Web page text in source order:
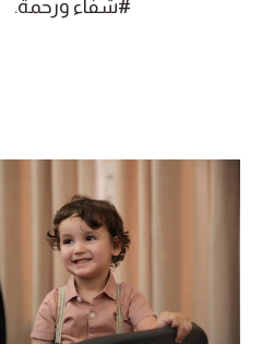
#شفاء ورحمة.